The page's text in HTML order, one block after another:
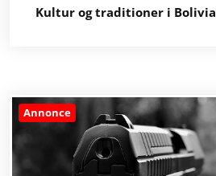
Kultur og traditioner i Bolivia
Annonce